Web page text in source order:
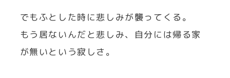
でもふとした時に悲しみが襲ってくる。
もう居ないんだと悲しみ、自分には帰る家
が無いという寂しさ。